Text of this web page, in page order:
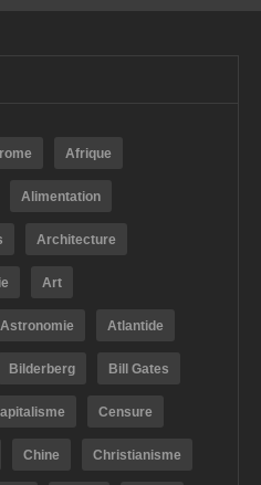
Afrique
Alimentation
Architecture
Art
Astronomie Atlantide
Bilderberg Bill Gates
Censure
Chine Christianisme